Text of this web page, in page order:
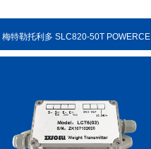
梅特勒托利多 SLC820-50T POWERCE